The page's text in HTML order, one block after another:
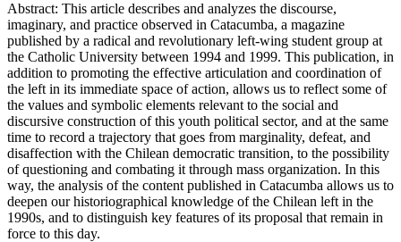
Abstract: This article describes and analyzes the discourse,
imaginary, and practice observed in Catacumba, a magazine
published by a radical and revolutionary left-wing student group at
the Catholic University between 1994 and 1999. This publication, in
addition to promoting the effective articulation and coordination of
the left in its immediate space of action, allows us to reflect some of
the values ​​and symbolic elements relevant to the social and
discursive construction of this youth political sector, and at the same
time to record a trajectory that goes from marginality, defeat, and
disaffection with the Chilean democratic transition, to the possibility
of questioning and combating it through mass organization. In this
way, the analysis of the content published in Catacumba allows us to
deepen our historiographical knowledge of the Chilean left in the
1990s, and to distinguish key features of its proposal that remain in
force to this day.